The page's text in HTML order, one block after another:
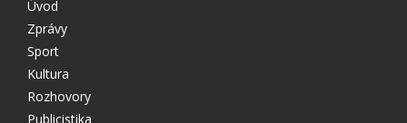
Úvod
Zprávy
Sport
Kultura
Rozhovory
Publicistika